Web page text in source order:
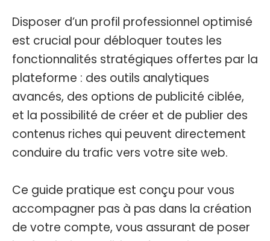
Disposer d’un profil professionnel optimisé
est crucial pour débloquer toutes les
fonctionnalités stratégiques offertes par la
plateforme : des outils analytiques
avancés, des options de publicité ciblée,
et la possibilité de créer et de publier des
contenus riches qui peuvent directement
conduire du trafic vers votre site web.
Ce guide pratique est conçu pour vous
accompagner pas à pas dans la création
de votre compte, vous assurant de poser